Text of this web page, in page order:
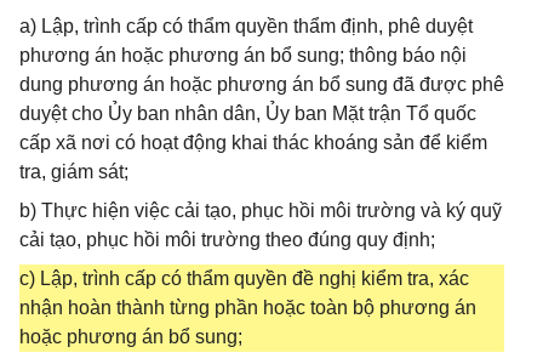
a) Lập, trình cấp có thẩm quyền thẩm định, phê duyệt
phương án hoặc phương án bổ sung; thông báo nội
dung phương án hoặc phương án bổ sung đã được phê
duyệt cho Ủy ban nhân dân, Ủy ban Mặt trận Tổ quốc
cấp xã nơi có hoạt động khai thác khoáng sản để kiểm
tra, giám sát;
b) Thực hiện việc cải tạo, phục hồi môi trường và ký quỹ
cải tạo, phục hồi môi trường theo đúng quy định;
c) Lập, trình cấp có thẩm quyền đề nghị kiểm tra, xác
nhận hoàn thành từng phần hoặc toàn bộ phương án
hoặc phương án bổ sung;